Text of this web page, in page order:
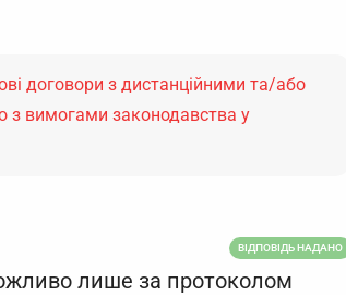
договори з дистанційними та/або
з вимогами законодавства у
ВІДПОВІДЬ НАДАНО
лише за протоколом